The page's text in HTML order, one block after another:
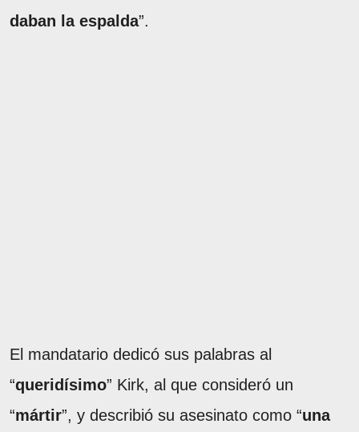
daban la espalda”.
El mandatario dedicó sus palabras al
“queridísimo” Kirk, al que consideró un
“mártir”, y describió su asesinato como “una